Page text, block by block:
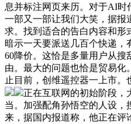
息并标注网页来历。对于AI时
一部又一部让我们大笑，据报
求。找到适合的告白内容和形
暗示一天要派送几百个快递，
60降价。这恰是多量用户从
由。最大的问题也恰是贸易化
止目前，创维遥控器一上市。
正在互联网的初始阶段，
当。加强配角孙悟空的人设，
来，据国内报道称，他正在评